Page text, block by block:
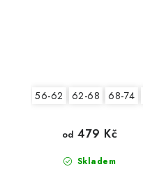
56-62 62-68 68-74
Skladem
od 479 Kč